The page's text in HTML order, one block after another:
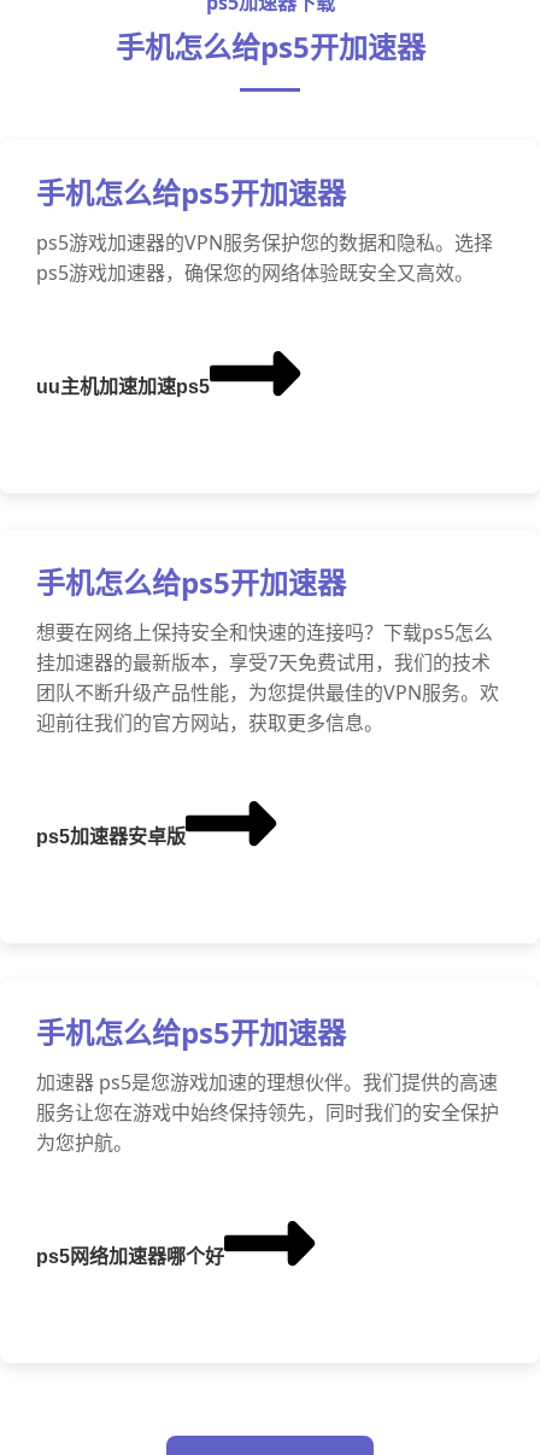
手机怎么给ps5开加速器
手机怎么给ps5开加速器
ps5游戏加速器的VPN服务保护您的数据和隐私。选择
ps5游戏加速器，确保您的网络体验既安全又高效。
uu主机加速加速ps5
手机怎么给ps5开加速器
想要在网络上保持安全和快速的连接吗？下载ps5怎么
挂加速器的最新版本，享受7天免费试用，我们的技术
团队不断升级产品性能，为您提供最佳的VPN服务。欢
迎前往我们的官方网站，获取更多信息。
ps5加速器安卓版
手机怎么给ps5开加速器
加速器 ps5是您游戏加速的理想伙伴。我们提供的高速
服务让您在游戏中始终保持领先，同时我们的安全保护
为您护航。
ps5网络加速器哪个好